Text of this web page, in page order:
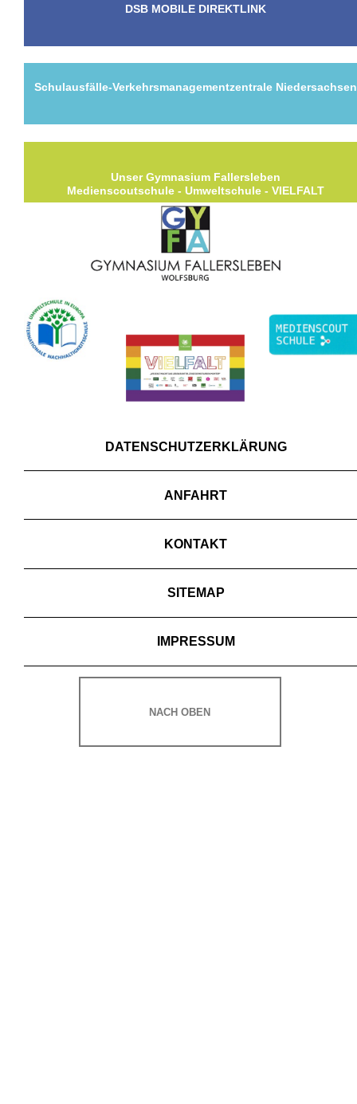
DSB MOBILE DIREKTLINK
Schulausfälle-Verkehrsmanagementzentrale Niedersachsen
Unser Gymnasium Fallersleben
Medienscoutschule - Umweltschule - VIELFALT
DATENSCHUTZERKLÄRUNG
ANFAHRT
KONTAKT
SITEMAP
IMPRESSUM
NACH OBEN